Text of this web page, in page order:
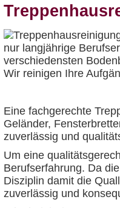
nur langjährige
verschiedensten
Wir reinigen Ihre
Eine fachgerechte
Geländer,
zuverlässig und
Um eine
Berufserfahrung. Da
Disziplin damit die
zuverlässig und